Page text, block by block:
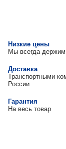
Низкие цены
Мы всегда держим
Доставка
Транспортными
России
Гарантия
На весь товар